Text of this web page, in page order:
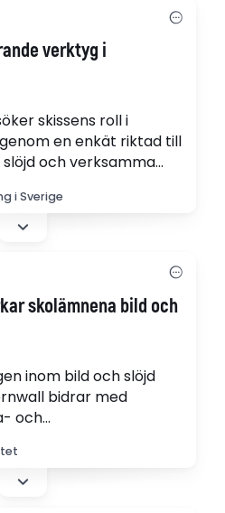
verktyg i
skissens roll i
en enkät riktad till
och verksamma
där skissen
verktyg för
i Sverige
skolämnena bild och
inom bild och slöjd
bidrar med
och